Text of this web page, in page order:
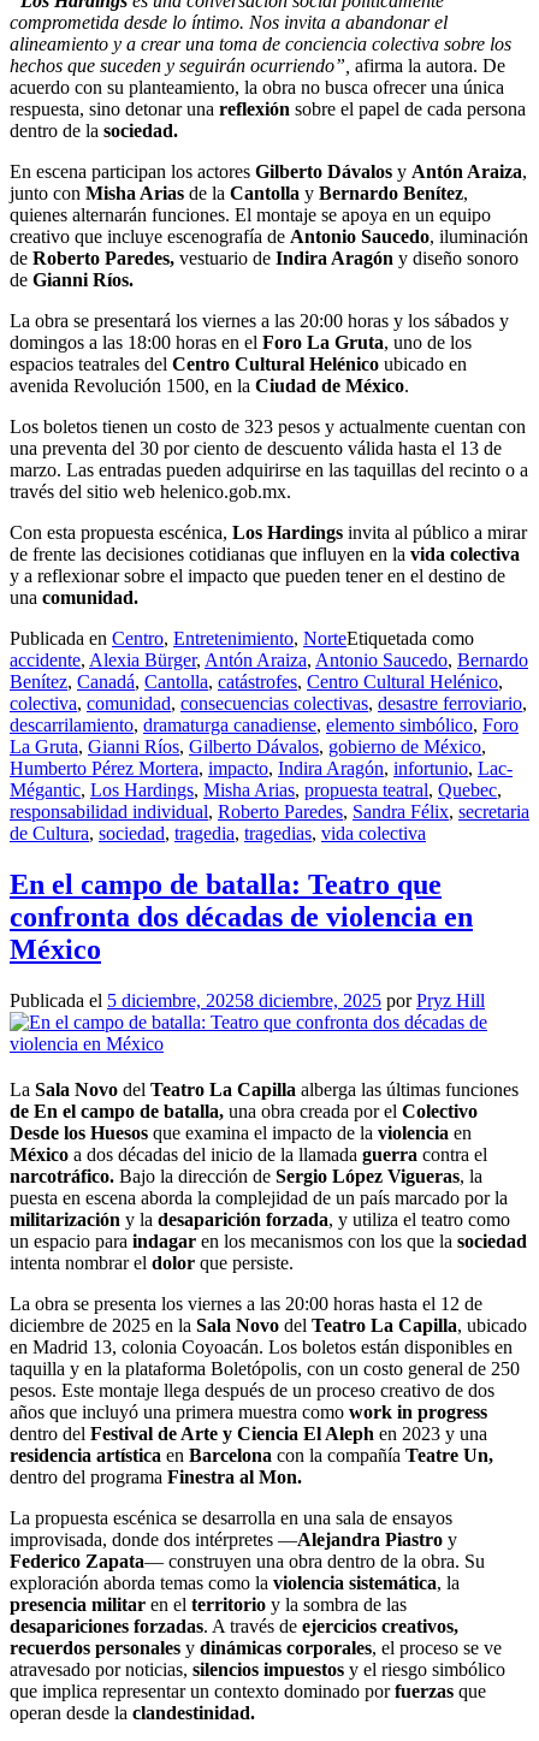
comprometida desde lo íntimo. Nos invita a abandonar el
alineamiento y a crear una toma de conciencia colectiva sobre los
hechos que suceden y seguirán ocurriendo”, afirma la autora. De
acuerdo con su planteamiento, la obra no busca ofrecer una única
respuesta, sino detonar una reflexión sobre el papel de cada persona
dentro de la sociedad.
En escena participan los actores Gilberto Dávalos y Antón Araiza,
junto con Misha Arias de la Cantolla y Bernardo Benítez,
quienes alternarán funciones. El montaje se apoya en un equipo
creativo que incluye escenografía de Antonio Saucedo, iluminación
de Roberto Paredes, vestuario de Indira Aragón y diseño sonoro
de Gianni Ríos.
La obra se presentará los viernes a las 20:00 horas y los sábados y
domingos a las 18:00 horas en el Foro La Gruta, uno de los
espacios teatrales del Centro Cultural Helénico ubicado en
avenida Revolución 1500, en la Ciudad de México.
Los boletos tienen un costo de 323 pesos y actualmente cuentan con
una preventa del 30 por ciento de descuento válida hasta el 13 de
marzo. Las entradas pueden adquirirse en las taquillas del recinto o a
través del sitio web helenico.gob.mx.
Con esta propuesta escénica, Los Hardings invita al público a mirar
de frente las decisiones cotidianas que influyen en la vida colectiva
y a reflexionar sobre el impacto que pueden tener en el destino de
una comunidad.
Publicada en Centro, Entretenimiento, NorteEtiquetada como
accidente, Alexia Bürger, Antón Araiza, Antonio Saucedo, Bernardo
Benítez, Canadá, Cantolla, catástrofes, Centro Cultural Helénico,
colectiva, comunidad, consecuencias colectivas, desastre ferroviario,
descarrilamiento, dramaturga canadiense, elemento simbólico, Foro
La Gruta, Gianni Ríos, Gilberto Dávalos, gobierno de México,
Humberto Pérez Mortera, impacto, Indira Aragón, infortunio, Lac-
Mégantic, Los Hardings, Misha Arias, propuesta teatral, Quebec,
responsabilidad individual, Roberto Paredes, Sandra Félix, secretaria
de Cultura, sociedad, tragedia, tragedias, vida colectiva
En el campo de batalla: Teatro que
confronta dos décadas de violencia en
México
Publicada el 5 diciembre, 20258 diciembre, 2025 porPryz Hill
La Sala Novo del Teatro La Capilla alberga las últimas funciones
de En el campo de batalla, una obra creada por el Colectivo
Desde los Huesos que examina el impacto de la violencia en
México a dos décadas del inicio de la llamada guerra contra el
narcotráfico. Bajo la dirección de Sergio López Vigueras, la
puesta en escena aborda la complejidad de un país marcado por la
militarización y la desaparición forzada, y utiliza el teatro como
un espacio para indagar en los mecanismos con los que la sociedad
intenta nombrar el dolor que persiste.
La obra se presenta los viernes a las 20:00 horas hasta el 12 de
diciembre de 2025 en la Sala Novo del Teatro La Capilla, ubicado
en Madrid 13, colonia Coyoacán. Los boletos están disponibles en
taquilla y en la plataforma Boletópolis, con un costo general de 250
pesos. Este montaje llega después de un proceso creativo de dos
años que incluyó una primera muestra como work in progress
dentro del Festival de Arte y Ciencia El Aleph en 2023 y una
residencia artística en Barcelona con la compañía Teatre Un,
dentro del programa Finestra al Mon.
La propuesta escénica se desarrolla en una sala de ensayos
improvisada, donde dos intérpretes —Alejandra Piastro y
Federico Zapata— construyen una obra dentro de la obra. Su
exploración aborda temas como la violencia sistemática, la
presencia militar en el territorio y la sombra de las
desapariciones forzadas. A través de ejercicios creativos,
recuerdos personales y dinámicas corporales, el proceso se ve
atravesado por noticias, silencios impuestos y el riesgo simbólico
que implica representar un contexto dominado porfuerzas que
operan desde la clandestinidad.